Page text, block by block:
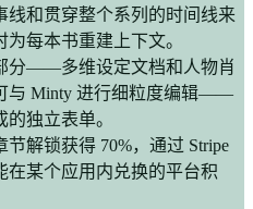
线和贯穿整个系列的时间线来
每本书重建上下文。
分——多维设定文档和人物肖
与 Minty 进行细粒度编辑——
独立表单。
解锁获得 70%，通过 Stripe
某个应用内兑换的平台积